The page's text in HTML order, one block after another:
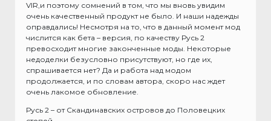
VIR,и поэтому сомнений в том, что мы вновь увидим
очень качественный продукт не было. И наши надежды
оправдались! Несмотря на то, что в данный момент мод
числится как бета – версия, по качеству Русь 2
превосходит многие законченные моды. Некоторые
недоделки безусловно присутствуют, но где их,
спрашивается нет? Да и работа над модом
продолжается, и по словам автора, скоро нас ждет
очень лакомое обновление.
Русь 2 – от Скандинавских островов до Половецких